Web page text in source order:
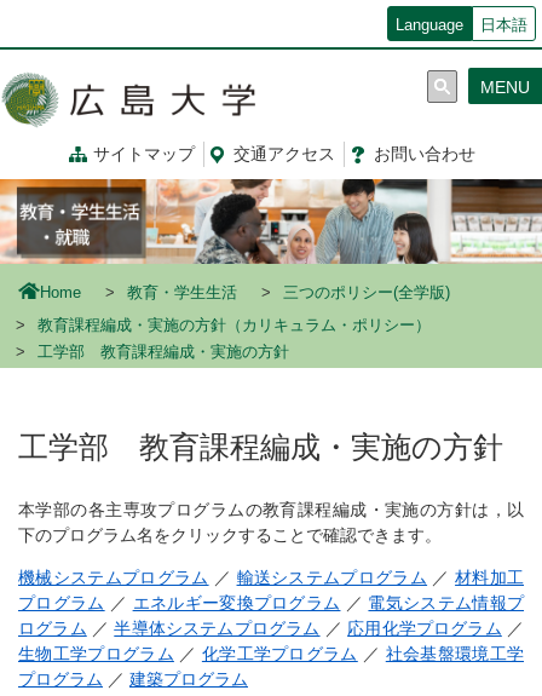
コ
ン
ツ
に
移
動
Language 日本語
サイトマップ 交通アクセス お問い合わせ
MENU
Home 教育・学生生活
三つのポリシー(全学版)
教育課程編成・実施の方針（カリキュラム・ポリシー）
工学部 教育課程編成・実施の方針
工学部 教育課程編成・実施の方針
本学部の各主専攻プログラムの教育課程編成・実施の方針は，以
下のプログラム名をクリックすることで確認できます。
機械システムプログラム ／ 輸送システムプログラム ／材料加工
プログラム ／ エネルギー変換プログラム ／ 電気システム情報プ
ログラム ／半導体システムプログラム ／ 応用化学プログラム ／
生物工学プログラム ／ 化学工学プログラム ／ 社会基盤環境工学
プログラム ／ 建築プログラム